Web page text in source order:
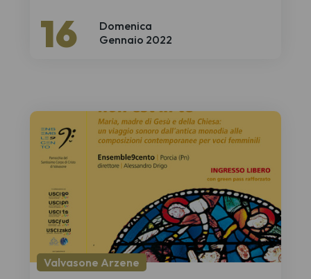
Domenica
16 Gennaio 2022
Valvasone Arzene